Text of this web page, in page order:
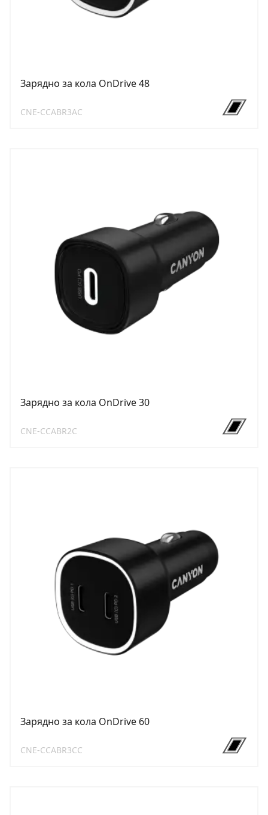
Зарядно за кола OnDrive 48
CNE-CCABR3AC
Зарядно за кола OnDrive 30
CNE-CCABR2C
Зарядно за кола OnDrive 60
CNE-CCABR3CC